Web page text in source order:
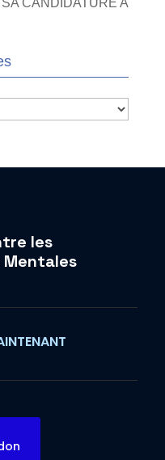
les
Mentales